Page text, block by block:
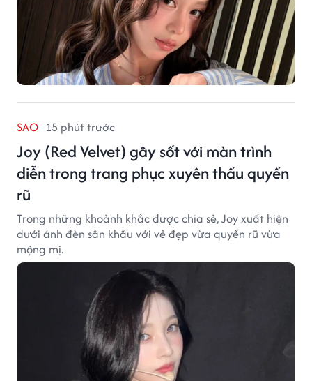
SAO 15 phút trước
Joy (Red Velvet) gây sốt với màn trình
diễn trong trang phục xuyên thấu quyến
rũ
Trong những khoảnh khắc được chia sẻ, Joy xuất hiện
dưới ánh đèn sân khấu với vẻ đẹp vừa quyến rũ vừa
mộng mị.